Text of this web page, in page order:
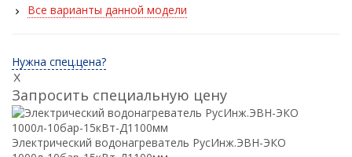
пожаротушения
Промышленные водонагреватели для
многоквартирных домов
Все варианты данной модели
Нужна спец.цена?
X
Запросить специальную цену
Электрический водонагреватель РусИнж.ЭВН-ЭКО